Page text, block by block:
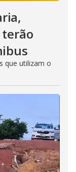
que utilizam o